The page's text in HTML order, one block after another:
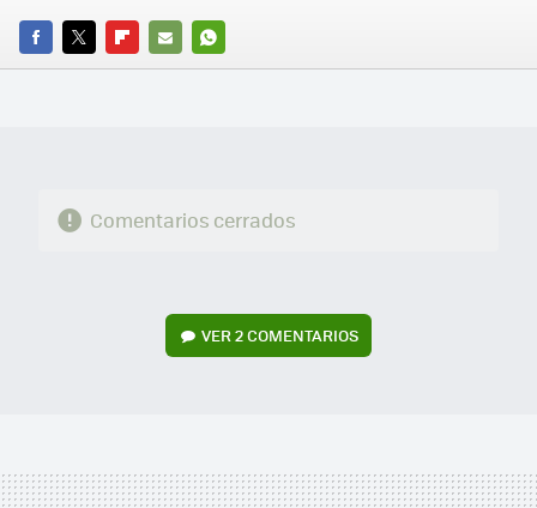
FACEBOOK
TWITTERFLIPBOARD
E-
WHATSAPP
Comentarios cerrados
VER2 COMENTARIOS